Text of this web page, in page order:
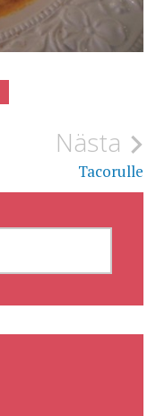
Nästa
Tacorulle